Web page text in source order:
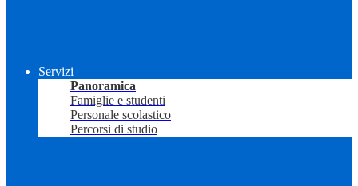
Servizi
Panoramica
Famiglie e studenti
Personale scolastico
Percorsi di studio